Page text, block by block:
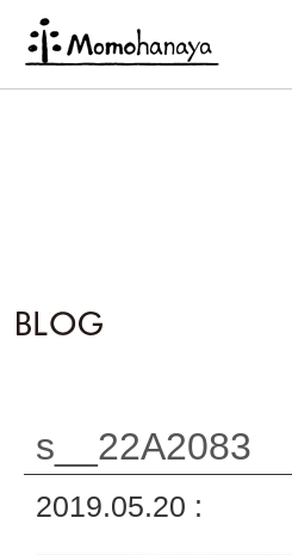
s__22A2083
2019.05.20 :